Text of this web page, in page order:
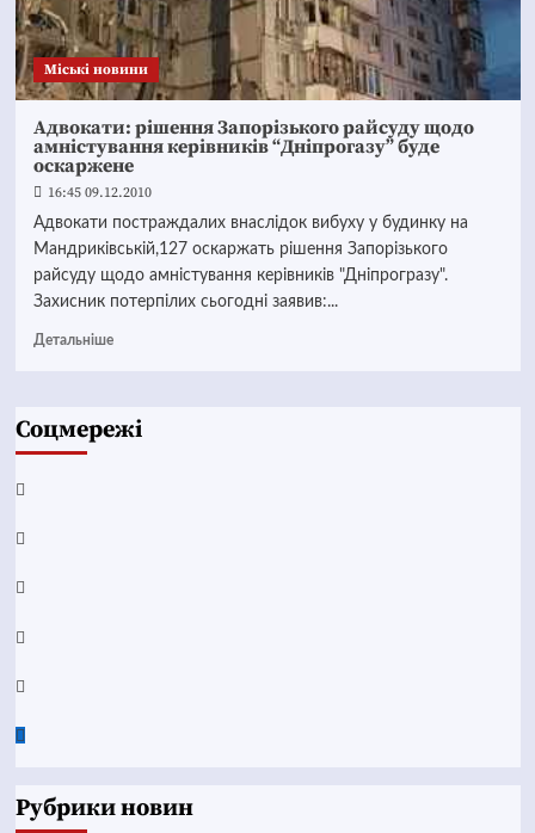
Mіські новини
Адвокати: рішення Запорізького райсуду щодо
амністування керівників “Дніпрогазу” буде
оскаржене
16:45 09.12.2010
Адвокати постраждалих внаслідок вибуху у будинку на
Мандриківській,127 оскаржать рішення Запорізького
райсуду щодо амністування керівників "Дніпрогразу".
Захисник потерпілих сьогодні заявив:...
Детальніше
Соцмережі
Facebook
YouTube
Telegram
Instagram
Twitter
Google
Рубрики новин